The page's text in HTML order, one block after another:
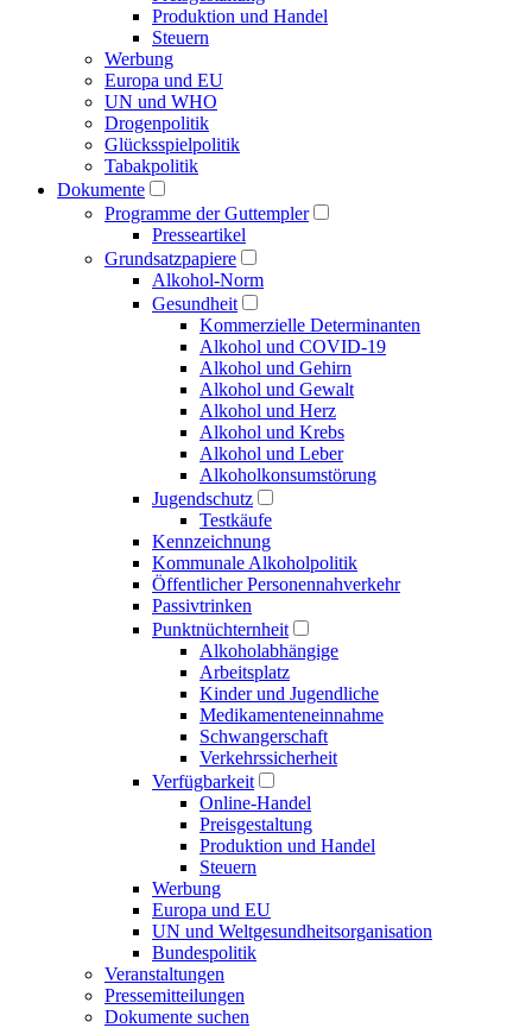
Produktion und Handel
Steuern
Werbung
Europa und EU
UN und WHO
Drogenpolitik
Glücksspielpolitik
Tabakpolitik
Dokumente
Programme der Guttempler
Presse­artikel
Grundsatzpapiere
Alkohol-Norm
Gesundheit
Kommerzielle Determinanten
Alkohol und COVID-19
Alkohol und Gehirn
Alkohol und Gewalt
Alkohol und Herz
Alkohol und Krebs
Alkohol und Leber
Alkoholkonsumstörung
Jugendschutz
Testkäufe
Kennzeichnung
Kommunale Alkoholpolitik
Öffentlicher Personen­nahverkehr
Passivtrinken
Punkt­nüchternheit
Alkohol­abhängige
Arbeitsplatz
Kinder und Jugendliche
Medikamenten­einnahme
Schwangerschaft
Verkehrs­sicherheit
Verfügbarkeit
Online-Handel
Preisgestaltung
Produktion und Handel
Steuern
Werbung
Europa und EU
UN und Welt­gesundheits­organisation
Bundespolitik
Veranstaltungen
Presse­mitteilungen
Dokumente suchen